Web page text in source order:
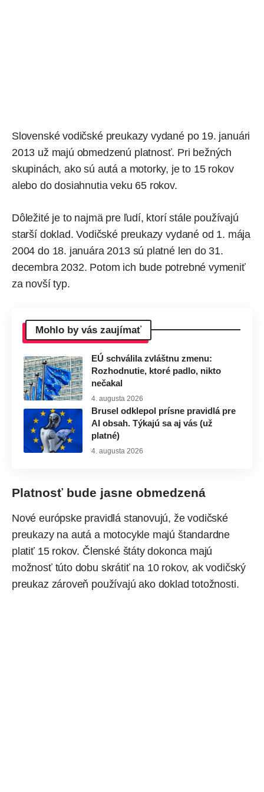
Slovenské vodičské preukazy vydané po 19. januári
2013 už majú obmedzenú platnosť. Pri bežných
skupinách, ako sú autá a motorky, je to 15 rokov
alebo do dosiahnutia veku 65 rokov.
Dôležité je to najmä pre ľudí, ktorí stále používajú
starší doklad. Vodičské preukazy vydané od 1. mája
2004 do 18. januára 2013 sú platné len do 31.
decembra 2032. Potom ich bude potrebné vymeniť
za novší typ.
Mohlo by vás zaujímať
EÚ schválila zvláštnu zmenu:
Rozhodnutie, ktoré padlo, nikto
nečakal
4. augusta 2026
Brusel odklepol prísne pravidlá pre
AI obsah. Týkajú sa aj vás (už
platné)
4. augusta 2026
Platnosť bude jasne obmedzená
Nové európske pravidlá stanovujú, že vodičské
preukazy na autá a motocykle majú štandardne
platiť 15 rokov. Členské štáty dokonca majú
možnosť túto dobu skrátiť na 10 rokov, ak vodičský
preukaz zároveň používajú ako doklad totožnosti.